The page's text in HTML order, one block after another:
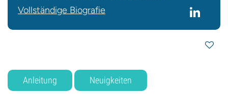
Vollständige Biografie
Anleitung Neuigkeiten